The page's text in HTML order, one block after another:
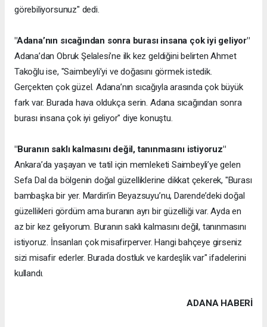
görebiliyorsunuz" dedi.
"Adana’nın sıcağından sonra burası insana çok iyi geliyor"
Adana’dan Obruk Şelalesi’ne ilk kez geldiğini belirten Ahmet
Takoğlu ise, "Saimbeyli’yi ve doğasını görmek istedik.
Gerçekten çok güzel. Adana’nın sıcağıyla arasında çok büyük
fark var. Burada hava oldukça serin. Adana sıcağından sonra
burası insana çok iyi geliyor" diye konuştu.
"Buranın saklı kalmasını değil, tanınmasını istiyoruz"
Ankara’da yaşayan ve tatil için memleketi Saimbeyli’ye gelen
Sefa Dal da bölgenin doğal güzelliklerine dikkat çekerek, "Burası
bambaşka bir yer. Mardin’in Beyazsuyu’nu, Darende’deki doğal
güzellikleri gördüm ama buranın ayrı bir güzelliği var. Ayda en
az bir kez geliyorum. Buranın saklı kalmasını değil, tanınmasını
istiyoruz. İnsanları çok misafirperver. Hangi bahçeye girseniz
sizi misafir ederler. Burada dostluk ve kardeşlik var" ifadelerini
kullandı.
ADANA HABERİ